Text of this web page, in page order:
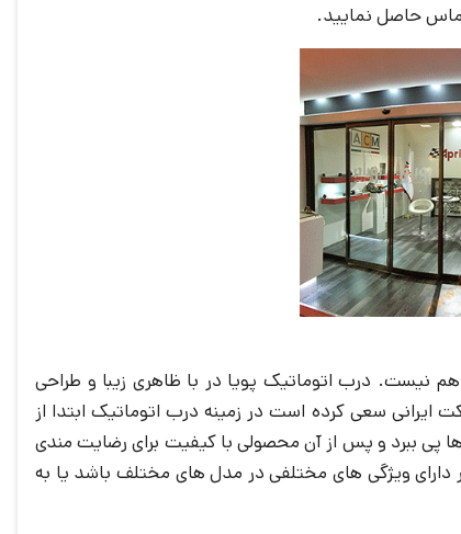
حاصل نمایید.
نیست. درب اتوماتیک پویا در با ظاهری زیبا و طراحی
سعی کرده است در زمینه درب اتوماتیک ابتدا از
پی ببرد و پس از آن محصولی با کیفیت برای رضایت مندی
دارای ویژگی های مختلفی در مدل های مختلف باشد یا به